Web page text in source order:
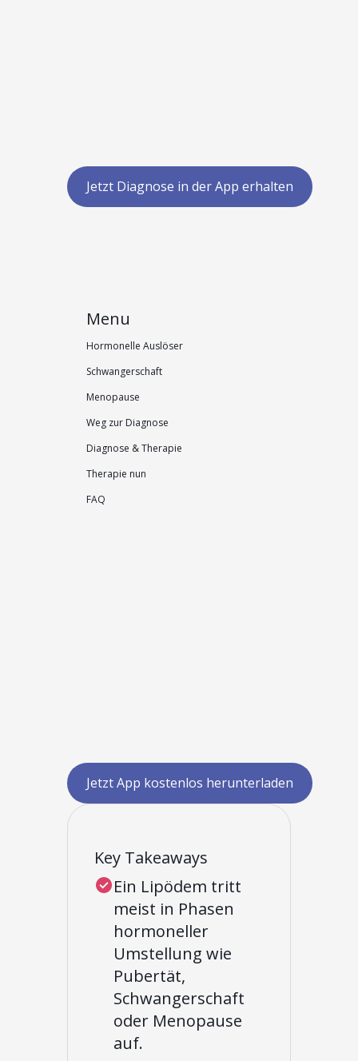
Jetzt Diagnose in der App erhalten
Menu
Hormonelle Auslöser
Schwangerschaft
Menopause
Weg zur Diagnose
Diagnose & Therapie
Therapie nun
FAQ
Jetzt App kostenlos herunterladen
Key Takeaways
Ein Lipödem tritt
meist in Phasen
hormoneller
Umstellung wie
Pubertät,
Schwangerschaft
oder Menopause
auf.